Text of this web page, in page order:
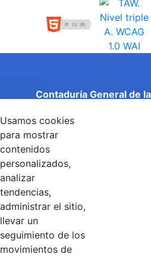
Contaduría General de
Entidad adscrita al Ministerio de
Público
Torre 1 (Aire) - Piso 15, Bogotá
Código Postal: 111071
Linkedin
Usamos cookies
para mostrar
contenidos
personalizados,
analizar
tendencias,
administrar el sitio,
llevar un
seguimiento de los
movimientos de